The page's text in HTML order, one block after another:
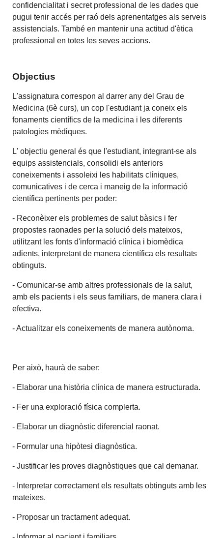
confidencialitat i secret professional de les dades que
pugui tenir accés per raó dels aprenentatges als serveis
assistencials. També en mantenir una actitud d'ètica
professional en totes les seves accions.
Objectius
L'assignatura correspon al darrer any del Grau de
Medicina (6è curs), un cop l'estudiant ja coneix els
fonaments científics de la medicina i les diferents
patologies mèdiques.
L' objectiu general és que l'estudiant, integrant-se als
equips assistencials, consolidi els anteriors
coneixements i assoleixi les habilitats clíniques,
comunicatives i de cerca i maneig de la informació
científica pertinents per poder:
- Reconèixer els problemes de salut bàsics i fer
propostes raonades per la solució dels mateixos,
utilitzant les fonts d'informació clínica i biomèdica
adients, interpretant de manera científica els resultats
obtinguts.
- Comunicar-se amb altres professionals de la salut,
amb els pacients i els seus familiars, de manera clara i
efectiva.
- Actualitzar els coneixements de manera autònoma.
Per això, haurà de saber:
- Elaborar una història clínica de manera estructurada.
- Fer una exploració física complerta.
- Elaborar un diagnòstic diferencial raonat.
- Formular una hipòtesi diagnòstica.
- Justificar les proves diagnòstiques que cal demanar.
- Interpretar correctament els resultats obtinguts amb les
mateixes.
- Proposar un tractament adequat.